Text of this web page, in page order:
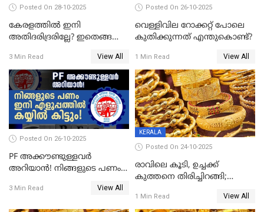
Posted On 28-10-2025
കേരളത്തിൽ ഇനി
അതിദരിദ്രരില്ലേ? ഇതെങ്ങനെ
STATE FREE FROM EXTREME
POVERTY
3 Min Read View All
Posted On 26-10-2025
വെള്ളിവില റോക്കറ്റ് പോലെ
കുതിക്കുന്നത് എന്തുകൊണ്ട്?
1 Min Read View All
Posted On 26-10-2025
PF അക്കൗണ്ടുള്ളവർ
അറിയാൻ! നിങ്ങളുടെ പണം
കിട്ടും!
3 Min Read View All
KERALA
Posted On 24-10-2025
രാവിലെ കൂടി, ഉച്ചക്ക്
കുത്തനെ തിരിച്ചിറങ്ങി;
കുറഞ്ഞു
1 Min Read View All